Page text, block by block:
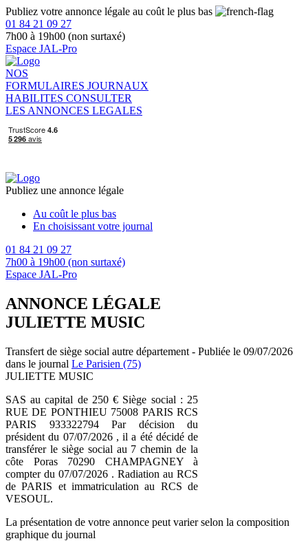
Publiez votre annonce légale au coût le plus bas
01 84 21 09 27
7h00 à 19h00 (non surtaxé)
Espace JAL-Pro
NOS
FORMULAIRES JOURNAUX
HABILITES CONSULTER
LES ANNONCES LEGALES
Publiez une annonce légale
Au coût le plus bas
En choisissant votre journal
01 84 21 09 27
7h00 à 19h00 (non surtaxé)
Espace JAL-Pro
ANNONCE LÉGALE
JULIETTE MUSIC
Transfert de siège social autre département - Publiée le 09/07/2026
dans le journal Le Parisien (75)
JULIETTE MUSIC
SAS au capital de 250 € Siège social : 25
RUE DE PONTHIEU 75008 PARIS RCS
PARIS 933322794 Par décision du
président du 07/07/2026 , il a été décidé de
transférer le siège social au 7 chemin de la
côte Poras 70290 CHAMPAGNEY à
compter du 07/07/2026 . Radiation au RCS
de PARIS et immatriculation au RCS de
VESOUL.
La présentation de votre annonce peut varier selon la composition
graphique du journal